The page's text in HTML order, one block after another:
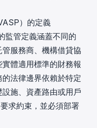
）的定義
監管定義涵蓋不同的
服務商、機構借貸協
體適用標準的財務報
法律邊界依賴於特定
施、資產路由或用戶
求約束，並必須部署